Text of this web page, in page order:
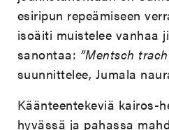
esiripun repeämiseen
isoäiti muistelee vanhaa
sanontaa: ”Mentsch
suunnittelee, Jumala
Käänteentekeviä kairos-
hyvässä ja pahassa